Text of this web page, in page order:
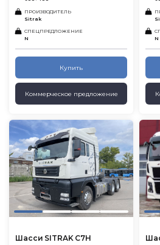
ПРОИЗВОДИТЕЛЬ
Sitrak
СПЕЦПРЕДЛОЖЕНИЕ
N
Купить
Коммерческое предложение
N
Шасси SITRAK C7H